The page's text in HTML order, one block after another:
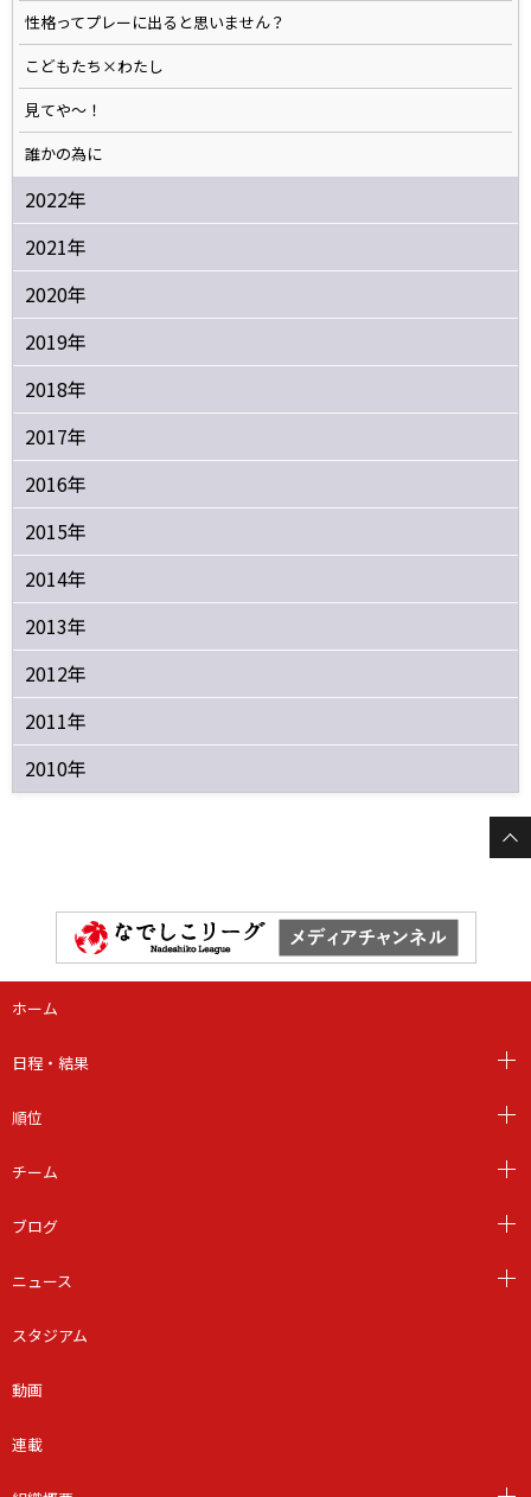
性格ってプレーに出ると思いません？
こどもたち×わたし
見てや～！
誰かの為に
2022年
2021年
2020年
2019年
2018年
2017年
2016年
2015年
2014年
2013年
2012年
2011年
2010年
ホーム
日程・結果
順位
チーム
ブログ
ニュース
スタジアム
動画
連載